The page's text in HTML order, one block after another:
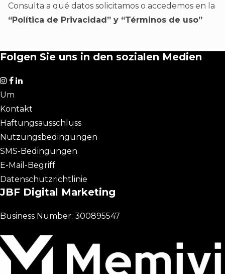
Consulta a qué datos solicitamos o accedemos en la
“Política de Privacidad” y “Términos de uso”
Folgen Sie uns in den sozialen Medien
Um
Kontakt
Haftungsausschluss
Nutzungsbedingungen
SMS-Bedingungen
E-Mail-Begriff
Datenschutzrichtlinie
JBF Digital Marketing
Business Number: 300895547